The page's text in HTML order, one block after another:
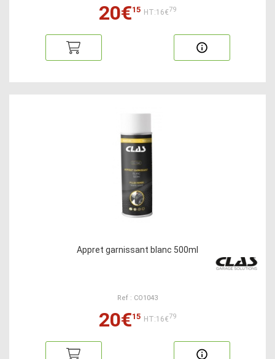
20€15 HT:16€79
Appret garnissant blanc 500ml
Ref : CO1043
20€15 HT:16€79